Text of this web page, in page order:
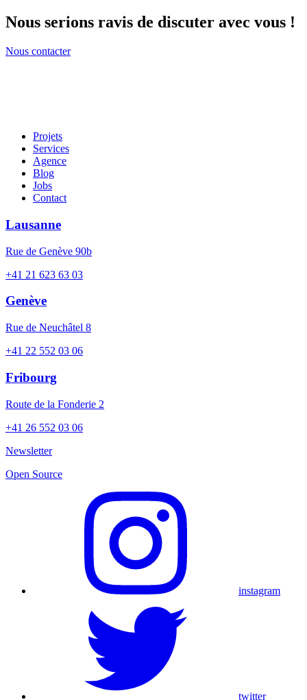
Nous serions ravis de discuter avec vous !
Nous contacter
Projets
Services
Agence
Blog
Jobs
Contact
Lausanne
Rue de Genève 90b
+41 21 623 63 03
Genève
Rue de Neuchâtel 8
+41 22 552 03 06
Fribourg
Route de la Fonderie 2
+41 26 552 03 06
Newsletter
Open Source
instagram
twitter